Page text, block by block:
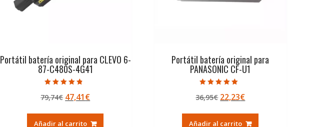
Portátil batería original para CLEVO 6-
87-C480S-4G41
4.50
de 5
79,74€ El
original
47,41€El
actual
Añadir al carrito
Portátil batería original para
PANASONIC CF-U1
5.00
de 5
36,95€ El
original
22,23€El
actual
Añadir al carrito